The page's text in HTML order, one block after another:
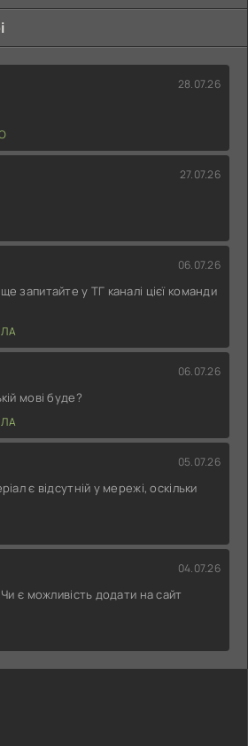
28.07.26
27.07.26
06.07.26
запитайте у ТГ каналі цієї команди
06.07.26
мові буде?
05.07.26
є відсутній у мережі, оскільки
04.07.26
Чи є можливість додати на сайт